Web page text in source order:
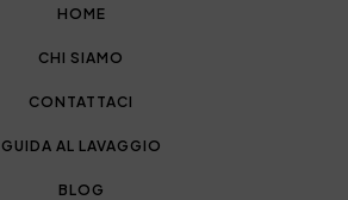
HOME
CHI SIAMO
CONTATTACI
GUIDA AL LAVAGGIO
BLOG